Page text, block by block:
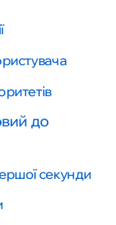
до
секунди